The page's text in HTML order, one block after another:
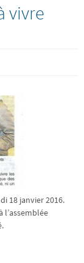
vivre
18 janvier 2016.
l’assemblée